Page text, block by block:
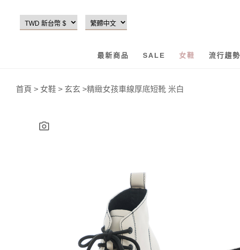
最新商品 SALE 女鞋 流行趨勢
首頁 > 女鞋 > 玄玄 >精緻女孩車線厚底短靴 米白